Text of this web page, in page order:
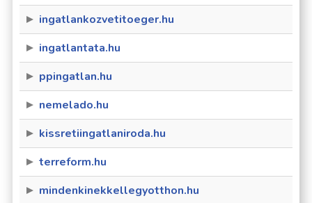
ingatlankozvetitoeger.hu
ingatlantata.hu
ppingatlan.hu
nemelado.hu
kissretiingatlaniroda.hu
terreform.hu
mindenkinekkellegyotthon.hu